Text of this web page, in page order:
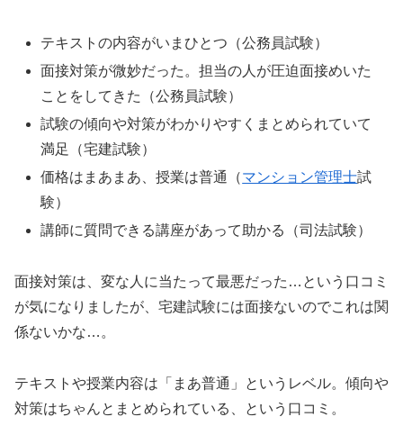
テキストの内容がいまひとつ（公務員試験）
面接対策が微妙だった。担当の人が圧迫面接めいた
ことをしてきた（公務員試験）
試験の傾向や対策がわかりやすくまとめられていて
満足（宅建試験）
価格はまあまあ、授業は普通（マンション管理士試
験）
講師に質問できる講座があって助かる（司法試験）
面接対策は、変な人に当たって最悪だった…という口コミ
が気になりましたが、宅建試験には面接ないのでこれは関
係ないかな…。
テキストや授業内容は「まあ普通」というレベル。傾向や
対策はちゃんとまとめられている、という口コミ。